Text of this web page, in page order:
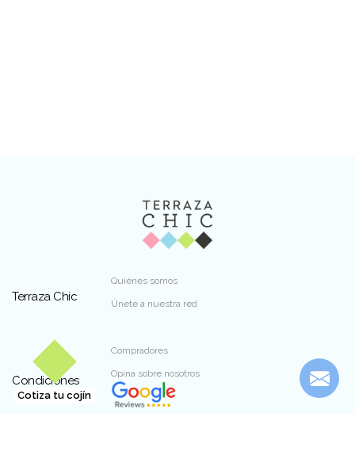
Terraza Chic
Quiénes somos
Únete a nuestra red
Condiciones
Compradores
Opina sobre nosotros
Cotiza tu cojín